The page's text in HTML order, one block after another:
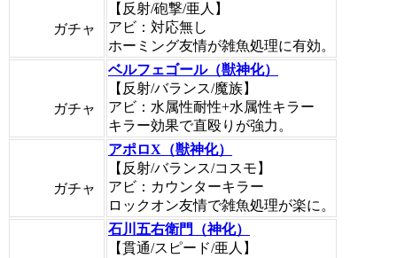
ガチャ
【反射/砲撃/亜人】
アビ：対応無し
ホーミング友情が雑魚処理に有効。
ガチャ
ベルフェゴール（獣神化）
【反射/バランス/魔族】
アビ：水属性耐性+水属性キラー
キラー効果で直殴りが強力。
ガチャ
アポロX（獣神化）
【反射/バランス/コスモ】
アビ：カウンターキラー
ロックオン友情で雑魚処理が楽に。
石川五右衛門（神化）
【貫通/スピード/亜人】